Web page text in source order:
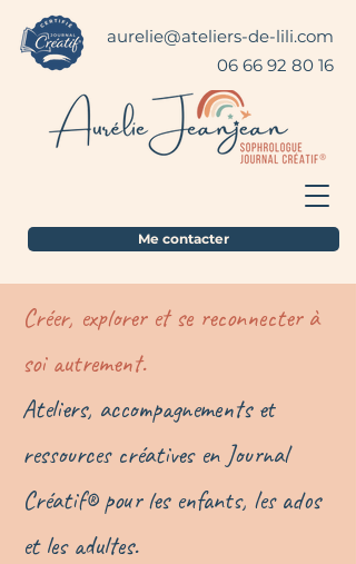
aurelie@ateliers-de-lili.com
06 66 92 80 16
Me contacter
Créer, explorer et se reconnecter à
soi autrement.
Ateliers, accompagnements et
ressources créatives en Journal
Créatif®pour les enfants, les ados
et les adultes.